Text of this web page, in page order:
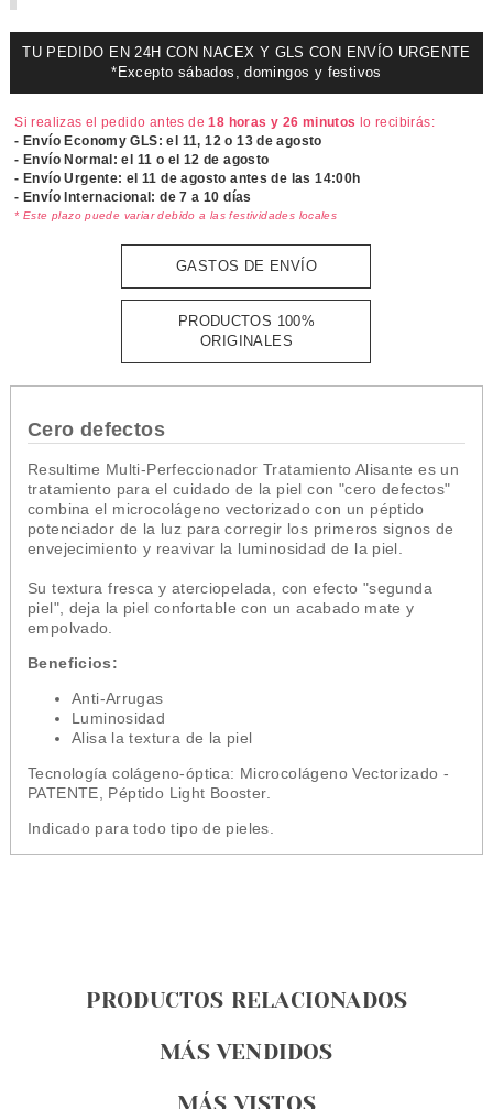
TU PEDIDO EN 24H CON NACEX Y GLS CON ENVÍO URGENTE
*Excepto sábados, domingos y festivos
Si realizas el pedido antes de18 horas y 26 minutos lo recibirás:
- Envío Economy GLS: el 11, 12 o 13 de agosto
- Envío Normal: el 11 o el 12 de agosto
- Envío Urgente: el11 de agosto antes de las 14:00h
- Envío Internacional: de 7 a 10 días
* Este plazo puede variar debido a las festividades locales
GASTOS DE ENVÍO
PRODUCTOS 100%
ORIGINALES
Cero defectos
Resultime Multi-Perfeccionador Tratamiento Alisante es un
tratamiento para el cuidado de la piel con "cero defectos"
combina el microcolágeno vectorizado con un péptido
potenciador de la luz para corregir los primeros signos de
envejecimiento y reavivar la luminosidad de la piel.
Su textura fresca y aterciopelada, con efecto "segunda
piel", deja la piel confortable con un acabado mate y
empolvado.
Beneficios:
Anti-Arrugas
Luminosidad
Alisa la textura de la piel
Tecnología colágeno-óptica: Microcolágeno Vectorizado -
PATENTE, Péptido Light Booster.
Indicado para todo tipo de pieles.
PRODUCTOS RELACIONADOS
MÁS VENDIDOS